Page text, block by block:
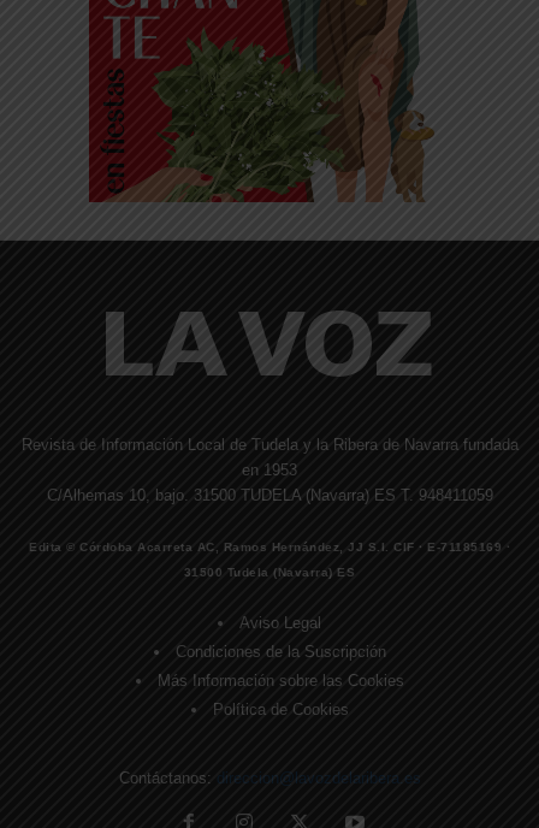
Revista de Información Local de Tudela y la Ribera de Navarra fundada
en 1953
C/Alhemas 10, bajo. 31500 TUDELA (Navarra) ES T. 948411059
Edita © Córdoba Acarreta AC, Ramos Hernández, JJ S.I. CIF · E-71185169 ·
31500 Tudela (Navarra) ES
Aviso Legal
Condiciones de la Suscripción
Más Información sobre las Cookies
Política de Cookies
Contáctanos: direccion@lavozdelaribera.es